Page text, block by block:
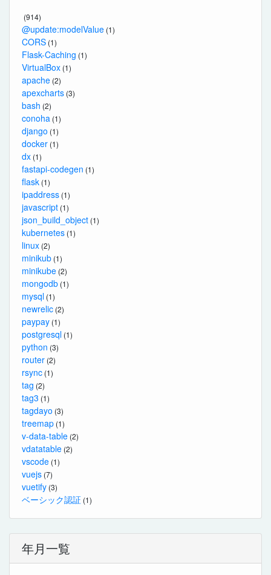
(914)
@update:modelValue (1)
CORS (1)
Flask-Caching (1)
VirtualBox (1)
apache (2)
apexcharts (3)
bash (2)
conoha (1)
django (1)
docker (1)
dx (1)
fastapi-codegen (1)
flask (1)
ipaddress (1)
javascript (1)
json_build_object (1)
kubernetes (1)
linux (2)
minikub (1)
minikube (2)
mongodb (1)
mysql (1)
newrelic (2)
paypay (1)
postgresql (1)
python (3)
router (2)
rsync (1)
tag (2)
tag3 (1)
tagdayo (3)
treemap (1)
v-data-table (2)
vdatatable (2)
vscode (1)
vuejs (7)
vuetify (3)
ベーシック認証 (1)
年月一覧